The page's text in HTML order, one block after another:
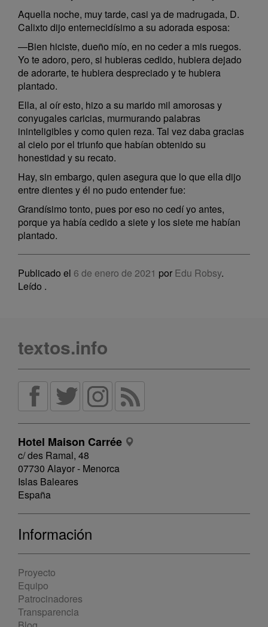
Aquella noche, muy tarde, casi ya de madrugada, D.
Calixto dijo enternecidísimo a su adorada esposa:
—Bien hiciste, dueño mío, en no ceder a mis ruegos.
Yo te adoro, pero, si hubieras cedido, hubiera dejado
de adorarte, te hubiera despreciado y te hubiera
plantado.
Ella, al oír esto, hizo a su marido mil amorosas y
conyugales caricias, murmurando palabras
ininteligibles y como quien reza. Tal vez daba gracias
al cielo por el triunfo que habían obtenido su
honestidad y su recato.
Hay, sin embargo, quien asegura que lo que ella dijo
entre dientes y él no pudo entender fue:
Grandísimo tonto, pues por eso no cedí yo antes,
porque ya había cedido a siete y los siete me habían
plantado.
Publicado el 6 de enero de 2021 por Edu Robsy.
Leído .
textos.info
Hotel Maison Carrée
c/ des Ramal, 48
07730 Alayor - Menorca
Islas Baleares
España
Información
Proyecto
Equipo
Patrocinadores
Transparencia